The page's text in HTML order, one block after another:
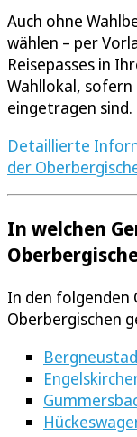
Auch ohne
wählen – per
Reisepasses in
Wahllokal, sofern
eingetragen sind.
Detaillierte
der
In welchen
In den folgenden
Oberbergischen